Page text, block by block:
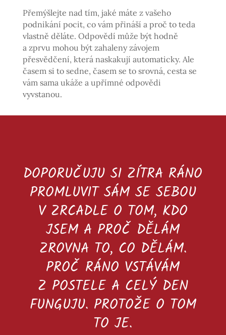
Přemýšlejte nad tím, jaké máte z vašeho
podnikání pocit, co vám přináší a proč to teda
vlastně děláte. Odpovědí může být hodně
a zprvu mohou být zahaleny závojem
přesvědčení, která naskakují automaticky. Ale
časem si to sedne, časem se to srovná, cesta se
vám sama ukáže a upřímné odpovědi
vyvstanou.
DOPORUČUJU SI ZÍTRA RÁNO
PROMLUVIT SÁM SE SEBOU
V ZRCADLE O TOM, KDO
JSEM A PROČ DĚLÁM
ZROVNA TO, CO DĚLÁM.
PROČ RÁNO VSTÁVÁM
Z POSTELE A CELÝ DEN
FUNGUJU. PROTOŽE O TOM
TO JE.